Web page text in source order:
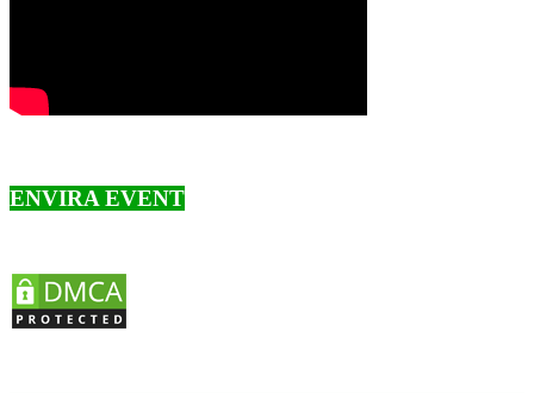
ENVIRA EVENT